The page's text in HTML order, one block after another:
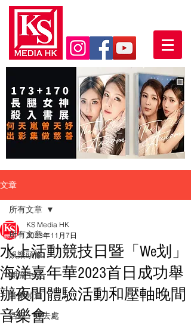
文章
所有文章
娛樂頭條
潮流生活
音樂頻道
活動・好去處
所有文章
水上活動競技日暨「We划」
海洋嘉年華2023首日成功舉
辦夜間體驗活動和壓軸晚間
音樂會
KS Media HK
2023年11月7日